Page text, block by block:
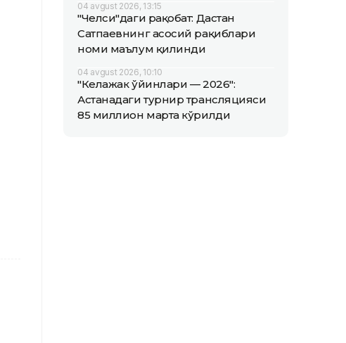
04 avgust 2026, 13:15
"Челси"даги рақобат: Дастан
Сатпаевнинг асосий рақиблари
номи маълум қилинди
04 avgust 2026, 10:10
"Келажак ўйинлари — 2026":
Астанадаги турнир трансляцияси
85 миллион марта кўрилди